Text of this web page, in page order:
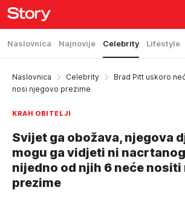
Naslovnica Najnovije Celebrity Lifestyle
Naslovnica Celebrity
Brad Pitt uskoro
nosi njegovo prezime
KRAH OBITELJI
Svijet ga obožava, njegova
mogu ga vidjeti ni
nijedno od njih 6 neće nositi
prezime